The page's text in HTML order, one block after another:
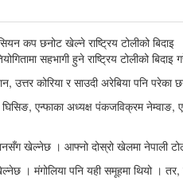
सहभागी हुने राष्ट्रिय टोलीको बिदाइ
उत्तर कोरिया र साउदी अरेबिया पनि
एन्फाका अध्यक्ष पंकजविक्रम
खेल्नेछ । आफ्नो दोस्रो खेलमा नेपाली
। मंगोलिया पनि यही समूहमा थियो । तर,